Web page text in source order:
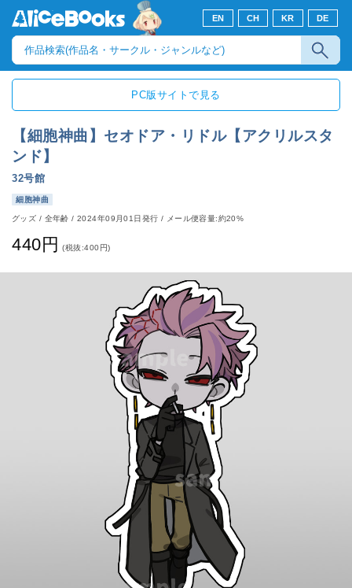
EN CH KR DE
PC版サイトで見る
【細胞神曲】セオドア・リドル【アクリルスタ
ンド】
32号館
細胞神曲
グッズ / 全年齢/2024年09月01日発行 / メール便容量:約20%
440円 (税抜:400円)